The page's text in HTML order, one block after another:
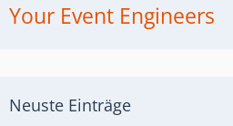
Your Event Engineers
Neuste Einträge